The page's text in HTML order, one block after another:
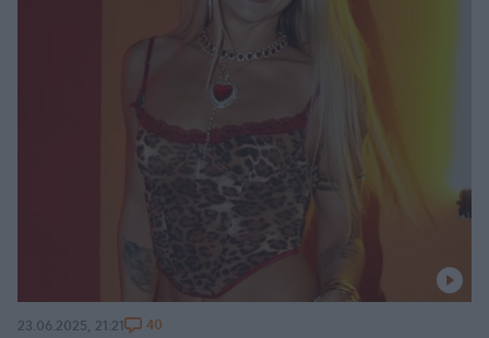
23.06.2025, 21:21 40